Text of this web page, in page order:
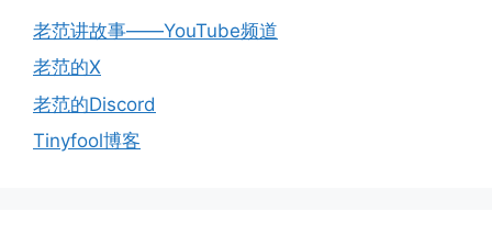
老范讲故事——YouTube频道
老范的X
老范的Discord
Tinyfool博客